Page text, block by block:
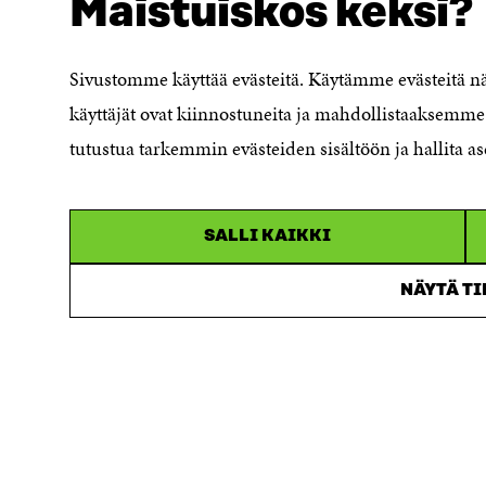
Maistuiskos keksi?
Sivustomme käyttää evästeitä. Käytämme evästeitä
käyttäjät ovat kiinnostuneita ja
tutustua tarkemmin evästeiden sisältöön ja hallita
SALLI KAIKKI
NÄYTÄ
Ilmoituskanava
Asiakirjajulkisuuskuvaus
Sitran digitaalinen viestintä ja
verkkopalvelut